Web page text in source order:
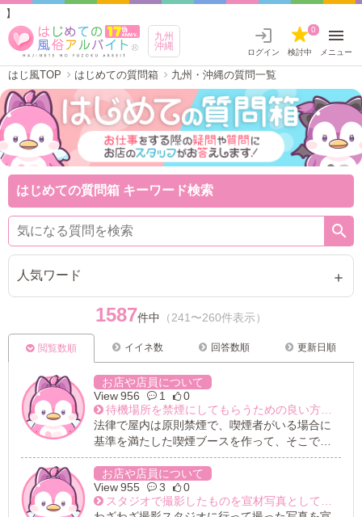
九州
沖縄
ログイン 検討中
0
メニュー
はじ風TOP はじめての質問箱 九州・沖縄の質問一覧
はじめての質問箱 キーワード検索
人気ワード
1587件中 （241〜260件表示）
閲覧数順 イイネ数 回答数順 更新日順
お店や店員について
956
1
0
待機場所を禁煙にしてもらうための良い方法があれば、アドバイスください。
法律で屋内は原則禁煙で、喫煙者がいる場合に
基準を満たした喫煙ブースを作って、そこで吸
ってもらうのがルールとして決まっているの
に、守ってないお店が多すぎます。風俗店だか
らってユルユルです。 今、働いてるお店は待機
が全面喫煙で正直辛いけど、稼ぎは申し分ない
お店や店員について
955
3
0
スタジオで撮影したものを宣材写真として使うと約束したのに、いつまで経っても使われません。